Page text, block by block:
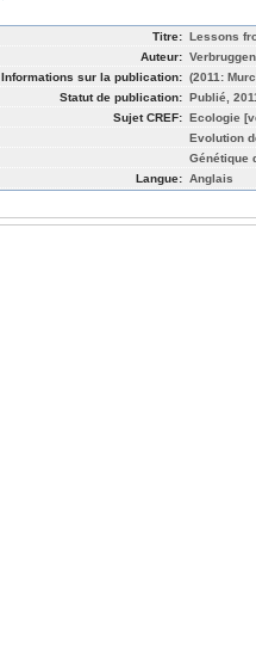
Titre: Lessons
Auteur:
Informations sur la publication: (2011:
Statut de publication: Publié,
Sujet CREF: Ecologie
Evolution
Génétique
Langue: Anglais